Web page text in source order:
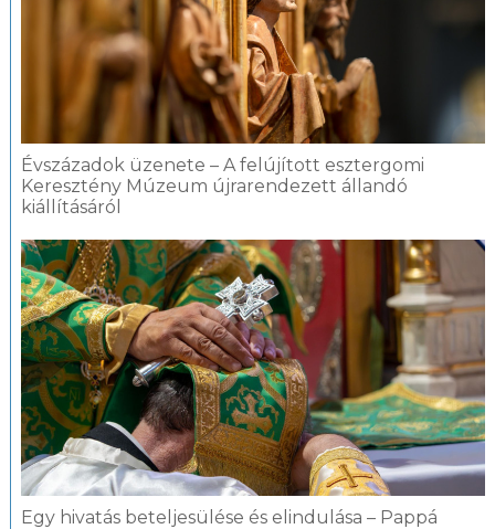
Évszázadok üzenete – A felújított esztergomi
Keresztény Múzeum újrarendezett állandó
kiállításáról
Egy hivatás beteljesülése és elindulása – Pappá